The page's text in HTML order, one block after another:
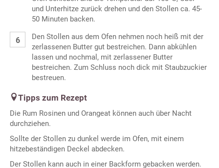
und Unterhitze zurück drehen und den Stollen ca. 45-
50 Minuten backen.
Den Stollen aus dem Ofen nehmen noch heiß mit der
zerlassenen Butter gut bestreichen. Dann abkühlen
lassen und nochmal, mit zerlassener Butter
bestreichen. Zum Schluss noch dick mit Staubzuckier
bestreuen.
Tipps zum Rezept
Die Rum Rosinen und Orangeat können auch über Nacht
durchziehen.
Sollte der Stollen zu dunkel werde im Ofen, mit einem
hitzebeständigen Deckel abdecken.
Der Stollen kann auch in einer Backform gebacken werden.